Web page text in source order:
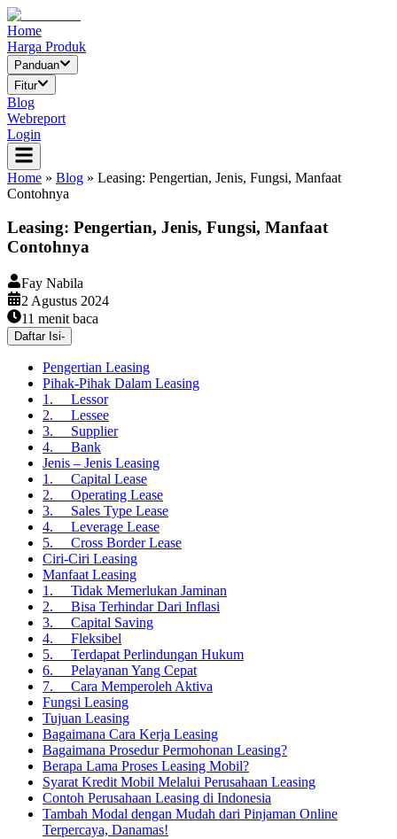
Home
Harga Produk
Panduan
Fitur
Blog
Webreport
Login
Home » Blog » Leasing: Pengertian, Jenis, Fungsi, Manfaat
Contohnya
Leasing: Pengertian, Jenis, Fungsi, Manfaat
Contohnya
Fay Nabila
2 Agustus 2024
11 menit baca
Daftar Isi-
Pengertian Leasing
Pihak-Pihak Dalam Leasing
1. Lessor
2. Lessee
3. Supplier
4. Bank
Jenis – Jenis Leasing
1. Capital Lease
2. Operating Lease
3. Sales Type Lease
4. Leverage Lease
5. Cross Border Lease
Ciri-Ciri Leasing
Manfaat Leasing
1. Tidak Memerlukan Jaminan
2. Bisa Terhindar Dari Inflasi
3. Capital Saving
4. Fleksibel
5. Terdapat Perlindungan Hukum
6. Pelayanan Yang Cepat
7. Cara Memperoleh Aktiva
Fungsi Leasing
Tujuan Leasing
Bagaimana Cara Kerja Leasing
Bagaimana Prosedur Permohonan Leasing?
Berapa Lama Proses Leasing Mobil?
Syarat Kredit Mobil Melalui Perusahaan Leasing
Contoh Perusahaan Leasing di Indonesia
Tambah Modal dengan Mudah dari Pinjaman Online
Terpercaya, Danamas!